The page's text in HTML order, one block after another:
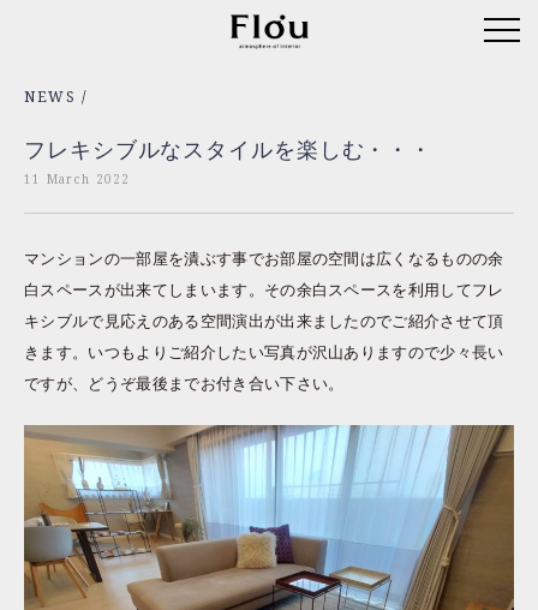
NEWS /
フレキシブルなスタイルを楽しむ・・・
11 March 2022
マンションの一部屋を潰ぶす事でお部屋の空間は広くなるものの余
白スペースが出来てしまいます。その余白スペースを利用してフレ
キシブルで見応えのある空間演出が出来ましたのでご紹介させて頂
きます。いつもよりご紹介したい写真が沢山ありますので少々長い
ですが、どうぞ最後までお付き合い下さい。